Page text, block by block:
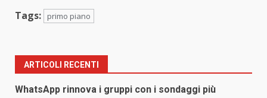
Tags: primo piano
ARTICOLI RECENTI
WhatsApp rinnova i gruppi con i sondaggi più